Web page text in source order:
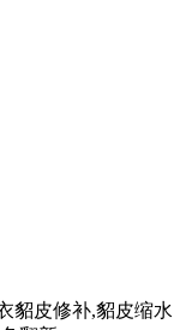
貂皮修补,貂皮缩水